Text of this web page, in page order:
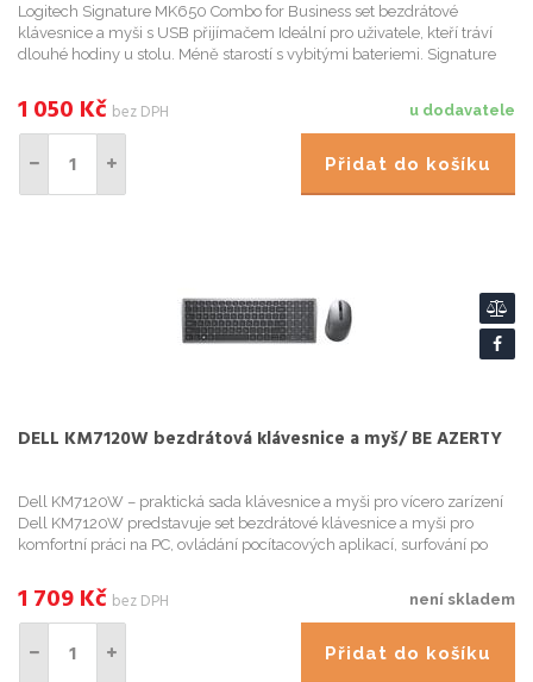
Logitech Signature MK650 Combo for Business set bezdrátové
klávesnice a myši s USB přijímačem Ideální pro uživatele, kteří tráví
dlouhé hodiny u stolu. Méně starostí s vybitými bateriemi. Signature
u dodavatele
1 050 Kč bez DPH
Přidat do košíku
DELL KM7120W bezdrátová klávesnice a myš/ BE AZERTY
Dell KM7120W – praktická sada klávesnice a myši pro vícero zarízení
Dell KM7120W predstavuje set bezdrátové klávesnice a myši pro
komfortní práci na PC, ovládání pocítacových aplikací, surfování po
není skladem
1 709Kč bez DPH
Přidat do košíku